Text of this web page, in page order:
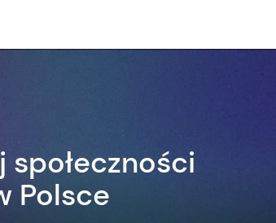
społeczności
Polsce